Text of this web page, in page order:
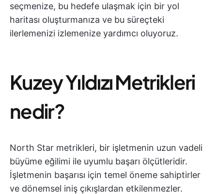
seçmenize, bu hedefe ulaşmak için bir yol
haritası oluşturmanıza ve bu süreçteki
ilerlemenizi izlemenize yardımcı oluyoruz.
Kuzey Yıldızı Metrikleri
nedir?
North Star metrikleri, bir işletmenin uzun vadeli
büyüme eğilimi ile uyumlu başarı ölçütleridir.
İşletmenin başarısı için temel öneme sahiptirler
ve dönemsel iniş çıkışlardan etkilenmezler.